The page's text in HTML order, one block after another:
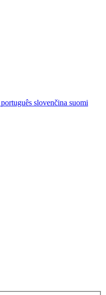
português slovenčina suomi